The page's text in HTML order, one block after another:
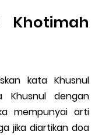
Khotimah
kata Khusnul
dengan
jika diartikan doa